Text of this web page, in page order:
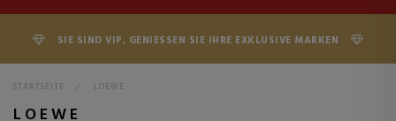
SIE SIND VIP, GENIESSEN SIE IHRE EXKLUSIVE MARKEN
STARTSEITE > LOEWE
LOEWE